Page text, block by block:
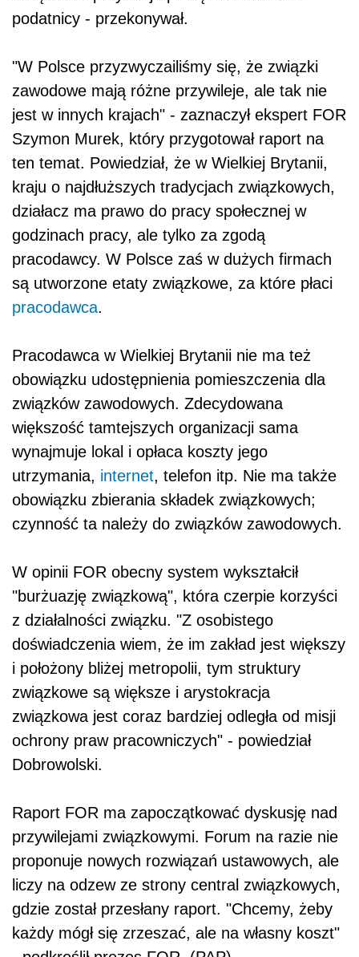
podatnicy - przekonywał.
"W Polsce przyzwyczailiśmy się, że związki
zawodowe mają różne przywileje, ale tak nie
jest w innych krajach" - zaznaczył ekspert FOR
Szymon Murek, który przygotował raport na
ten temat. Powiedział, że w Wielkiej Brytanii,
kraju o najdłuższych tradycjach związkowych,
działacz ma prawo do pracy społecznej w
godzinach pracy, ale tylko za zgodą
pracodawcy. W Polsce zaś w dużych firmach
są utworzone etaty związkowe, za które płaci
pracodawca.
Pracodawca w Wielkiej Brytanii nie ma też
obowiązku udostępnienia pomieszczenia dla
związków zawodowych. Zdecydowana
większość tamtejszych organizacji sama
wynajmuje lokal i opłaca koszty jego
utrzymania, internet, telefon itp. Nie ma także
obowiązku zbierania składek związkowych;
czynność ta należy do związków zawodowych.
W opinii FOR obecny system wykształcił
"burżuazję związkową", która czerpie korzyści
z działalności związku. "Z osobistego
doświadczenia wiem, że im zakład jest większy
i położony bliżej metropolii, tym struktury
związkowe są większe i arystokracja
związkowa jest coraz bardziej odległa od misji
ochrony praw pracowniczych" - powiedział
Dobrowolski.
Raport FOR ma zapoczątkować dyskusję nad
przywilejami związkowymi. Forum na razie nie
proponuje nowych rozwiązań ustawowych, ale
liczy na odzew ze strony central związkowych,
gdzie został przesłany raport. "Chcemy, żeby
każdy mógł się zrzeszać, ale na własny koszt"